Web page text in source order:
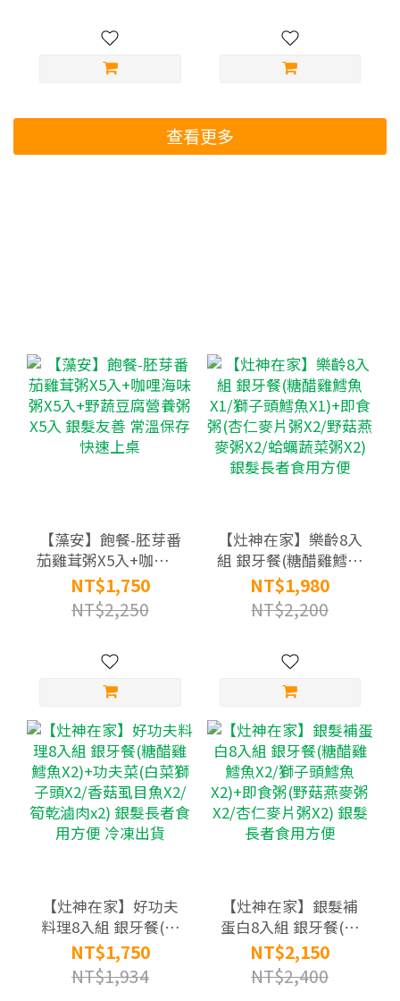
查看更多
【藻安】飽餐-胚芽番
茄雞茸粥X5入+咖哩海
味粥X5入+野蔬豆腐營
養粥X5入 銀髮友善 常
溫保存快速上桌
NT$1,750
NT$2,250
【灶神在家】樂齡8入
組 銀牙餐(糖醋雞鱈魚
X1/獅子頭鱈魚X1)+即
食粥(杏仁麥片粥X2/
野菇燕麥粥X2/蛤蠣蔬
方便
NT$1,980
NT$2,200
【灶神在家】好功夫
料理8入組 銀牙餐(糖
醋雞鱈魚X2)+功夫菜
(白菜獅子頭X2/香菇
虱目魚X2/筍乾滷肉
NT$1,750
NT$1,934
【灶神在家】銀髮補
蛋白8入組 銀牙餐(糖
醋雞鱈魚X2/獅子頭鱈
魚X2)+即食粥(野菇燕
麥粥X2/杏仁麥片粥
NT$2,150
NT$2,400